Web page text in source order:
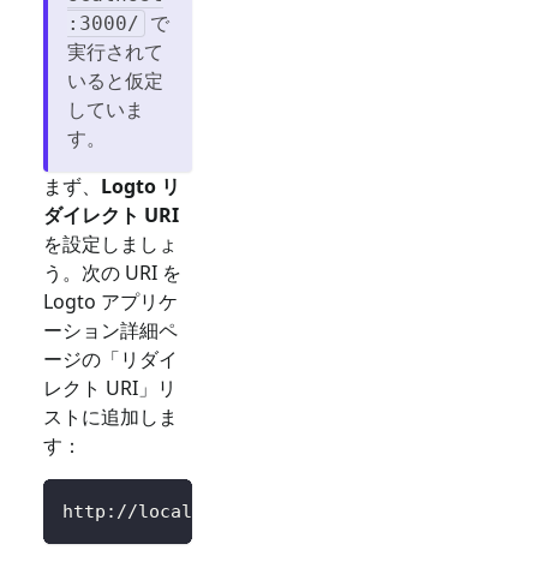
:3000/ で
実行されて
いると仮定
していま
す。
まず、 Logto リ
ダイレクト URI
を設定しましょ
う。次の URI を
Logto アプリケ
ーション詳細ペ
ージの「リダイ
レクト URI」リ
ストに追加しま
す：
http://localhost:3000/Callback